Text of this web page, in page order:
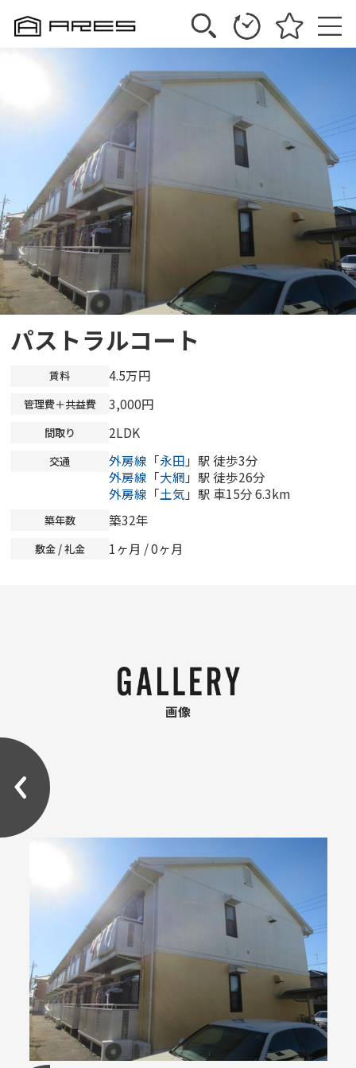
パストラルコート
賃料 4.5万円
管理費＋共益費 3,000円
間取り 2LDK
交通 外房線 「永田 」駅 徒歩3分
外房線 「大網 」駅 徒歩26分
外房線 「土気 」駅 車15分 6.3km
築年数 築32年
敷金 / 礼金 1ヶ月 /0ヶ月
画像